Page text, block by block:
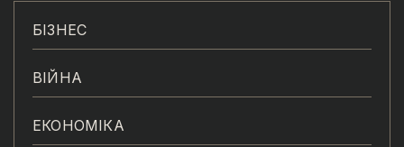
БІЗНЕС
ВІЙНА
ЕКОНОМІКА